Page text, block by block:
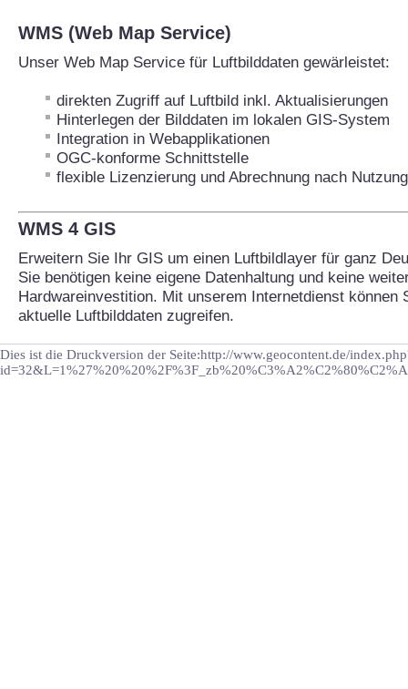
WMS (Web Map Service)
Unser Web Map Service für Luftbilddaten gewärleistet:
direkten Zugriff auf Luftbild inkl. Aktualisierungen
Hinterlegen der Bilddaten im lokalen GIS-System
Integration in Webapplikationen
OGC-konforme Schnittstelle
flexible Lizenzierung und Abrechnung nach Nutzung
WMS 4 GIS
Erweitern Sie Ihr GIS um einen Luftbildlayer für ganz
Sie benötigen keine eigene Datenhaltung und keine
Hardwareinvestition. Mit unserem Internetdienst können
aktuelle Luftbilddaten zugreifen.
Dies ist die Druckversion der Seite:http://www.geocontent.de/